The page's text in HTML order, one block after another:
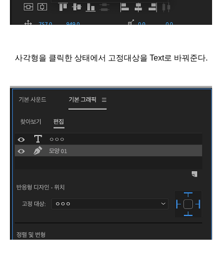
사각형을 클릭한 상태에서 고정대상을 Text로 바꿔준다.